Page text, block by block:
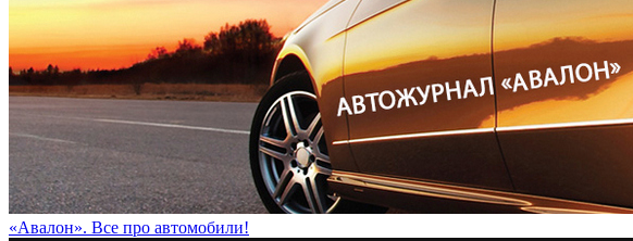
«Авалон». Все про автомобили!